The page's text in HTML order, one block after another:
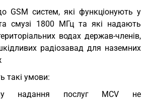
GSM систем, які функціонують у
смузі 1800 МГц та які надають
водах держав-членів,
радіозавад для наземних
такі умови:
надання послуг MCV не